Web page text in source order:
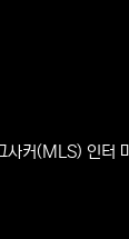
커(MLS) 인터